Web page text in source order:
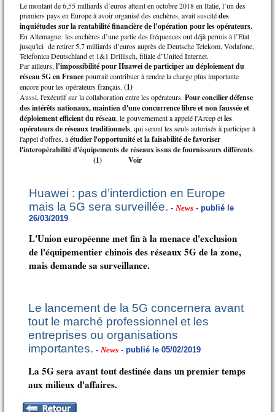
Le montant de 6,55 milliards d’euros atteint en octobre 2018 en Italie, l’un des
premiers pays en Europe à avoir organisé des enchères, avait suscitédes
inquiétudes sur la rentabilité financière de l’opération pour les opérateurs.
En Allemagne les enchères d’une partie des fréquences ont déjà permis à l’Etat
jusqu'ici de retirer 5,7 milliards d’euros auprès de Deutsche Telekom, Vodafone,
Telefonica Deutschland et 1&1 Drillisch, filiale d’United Internet.
Par ailleurs, l’impossibilité pour Huawei de participer au déploiement du
réseau 5G en Francepourrait contribuer à rendre la charge plus importante
encore pour les opérateurs français. (1)
Aussi, l'exécutif sur la collaboration entre les opérateurs. Pour concilier défense
des intérêts nationaux, maintien d'une concurrence libre et non faussée et
déploiement efficient du réseau, le gouvernement a appelé l'Arcep etles
opérateurs de réseaux traditionnels, qui seront les seuls autorisés à participer à
l'appel d'offres, àétudier l'opportunité et la faisabilité de favoriser
l'interopérabilité d'équipements de réseaux issus de fournisseurs différents.
(1) Voir
Huawei : pas d’interdiction en Europe
mais la 5G sera surveillée. - News - publié le
26/03/2019
L'Union européenne met fin à la menace d'exclusion
de l'équipementier chinois des réseaux 5G de la zone,
mais demande sa surveillance.
Le lancement de la 5G concernera avant
tout le marché professionnel et les
entreprises ou organisations
importantes. - News - publié le 05/02/2019
La 5G sera avant tout destinée dans un premier temps
aux milieux d'affaires.